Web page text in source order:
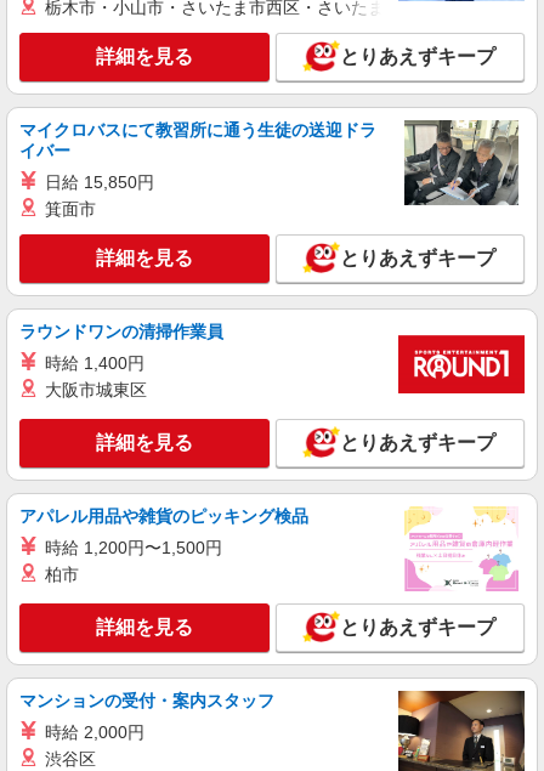
◇兵庫県姫路市・加西市など勤務地多数◇
マイカー通勤ＯＫ！
キープ 詳細を見る
正社員
UTエージェント株式会社 AGT関西第二CU AGT姫路エリア TS飾東CL
《Jcfm1C》
NEW
品質管理・検査
時給：1,400円〜 月収例：299,000円（20日稼
働＋残業25時間/月の場合）
歩/車/自転車/バス 最寄り駅：御着駅から車9分 ※
キープ 詳細を見る
UTエージェント株式会社 AGT関西第二CU AGT姫路エリア DS御蔭CL
《JDRY1C》
NEW
目視検査・運搬・部品供給
月給：190,000円〜 月収例：263,000円(月給＋
兵庫県姫路市 勤務詳細：姫路市 通勤方法：徒
歩/電車/自転車/バイク/車 最寄り駅：仁豊野駅から
車8分、自転車20分 ※構内の（無料）駐車場利用
OK
キープ 詳細を見る
正社員
UTエージェント株式会社 AGT関西第二CU AGT姫路エリア DS御蔭CL
NEW
栃木市・小山市・さいたま市西区・さいたま市岩槻区・久喜市・
詳細を見る とりあえずキープ
マイクロバスにて教習所に通う生徒の送迎ドラ
イバー
日給 15,850円
箕面市
詳細を見る とりあえずキープ
ラウンドワンの清掃作業員
時給 1,400円
大阪市城東区
詳細を見る とりあえずキープ
アパレル用品や雑貨のピッキング検品
時給 1,200円〜1,500円
柏市
詳細を見る とりあえずキープ
マンションの受付・案内スタッフ
時給 2,000円
渋谷区